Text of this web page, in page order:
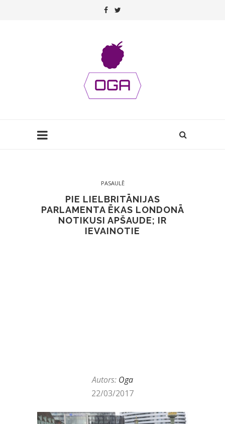
PASAULĒ
PIE LIELBRITĀNIJAS
PARLAMENTA ĒKAS LONDONĀ
NOTIKUSI APŠAUDE; IR
IEVAINOTIE
Autors: Oga
22/03/2017